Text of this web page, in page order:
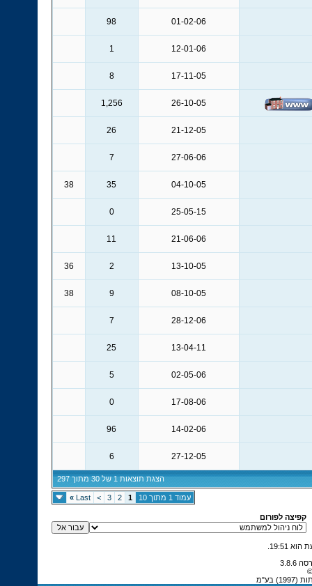
01-02-06
98
12-01-06
1
17-11-05
8
26-10-05
1,256
21-12-05
26
27-06-06
7
04-10-05
35
38
25-05-15
0
21-06-06
11
13-10-05
2
36
08-10-05
9
38
28-12-06
7
13-04-11
25
02-05-06
5
17-08-06
0
14-02-06
96
27-12-05
6
הצגת תוצאות 1 של 30 מתוך 297
עמוד 1 מתוך 10 1
2
3
>
Last
»
קפיצה לפורום
19:51
בע"מ